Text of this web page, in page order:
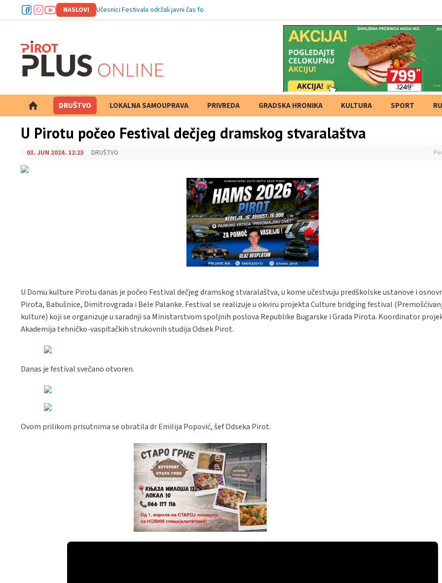
NASLOVI Učesnici Festivala održali javni čas folklora
DRUŠTVO LOKALNA SAMOUPRAVA PRIVREDA GRADSKA HRONIKA KULTURA SPORT
PRETRAGA
U Pirotu počeo Festival dečjeg dramskog stvaralaštva
03. JUN 2024. 12:25 DRUŠTVO
U Domu kulture Pirotu danas je počeo Festival dečjeg dramskog stvaralaštva, u kome učestvuju predškolske ustanove i
Pirota, Babušnice, Dimitrovgrada i Bele Palanke. Festival se realizuje u okviru projekta Culture bridging festival
kulture) koji se organizuje u saradnji sa Ministarstvom spoljnih poslova Republike Bugarske i Grada Pirota. Koordinator
Akademija tehničko-vaspitačkih strukovnih studija Odsek Pirot.
Danas je festival svečano otvoren.
Ovom prilikom prisutnima se obratila dr Emilija Popović, šef Odseka Pirot.